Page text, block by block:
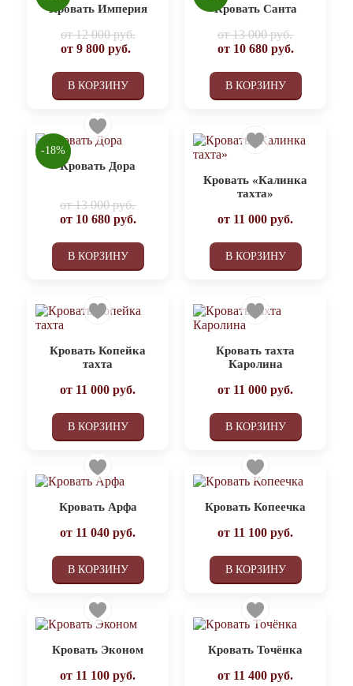
Кровать Империя
от12 000 руб.
от 9 800руб.
В КОРЗИНУ
Кровать Санта
от13 000 руб.
от 10 680руб.
В КОРЗИНУ
Кровать Дора
от13 000 руб.
от 10 680руб.
В КОРЗИНУ
-18%
Кровать «Калинка
тахта»
от 11 000 руб.
В КОРЗИНУ
Кровать Копейка
тахта
от 11 000 руб.
В КОРЗИНУ
Кровать тахта
Каролина
от 11 000 руб.
В КОРЗИНУ
Кровать Арфа
от 11 040 руб.
В КОРЗИНУ
Кровать Копеечка
от 11 100 руб.
В КОРЗИНУ
Кровать Эконом
от 11 100 руб.
Кровать Точёнка
от 11 400 руб.